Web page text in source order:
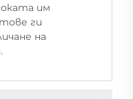
им
ги
на